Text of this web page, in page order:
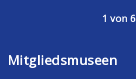
1 von 6
Mitgliedsmuseen